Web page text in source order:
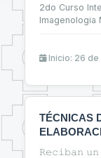
2do Curso
Imagenologia
Inicio: 26 de
TÉCNICAS
EN EL
𝚁𝚎𝚌𝚒𝚋𝚊𝚗